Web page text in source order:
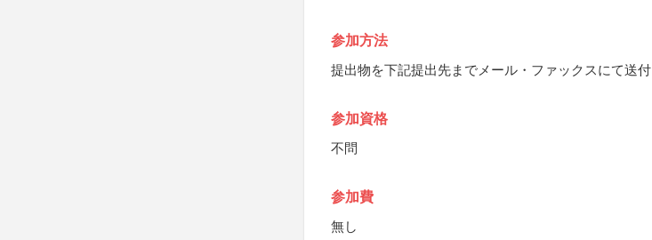
参加方法
提出物を下記提出先までメール・ファックスにて送付
参加資格
不問
参加費
無し